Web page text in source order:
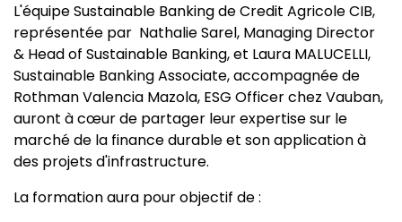
L'équipe Sustainable Banking de Credit Agricole CIB,
représentée par Nathalie Sarel, Managing Director
& Head of Sustainable Banking, et Laura MALUCELLI,
Sustainable Banking Associate, accompagnée de
Rothman Valencia Mazola, ESG Officer chez Vauban,
auront à cœur de partager leur expertise sur le
marché de la finance durable et son application à
des projets d'infrastructure.
La formation aura pour objectif de :